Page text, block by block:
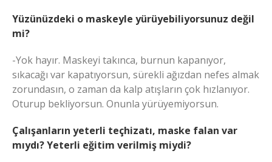
Yüzünüzdeki o maskeyle yürüyebiliyorsunuz değil
mi?
-Yok hayır. Maskeyi takınca, burnun kapanıyor,
sıkacağı var kapatıyorsun, sürekli ağızdan nefes almak
zorundasın, o zaman da kalp atışların çok hızlanıyor.
Oturup bekliyorsun. Onunla yürüyemiyorsun.
Çalışanların yeterli teçhizatı, maske falan var
mıydı? Yeterli eğitim verilmiş miydi?